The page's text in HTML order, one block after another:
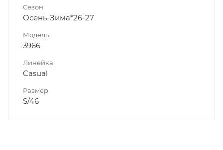
Сезон
Осень-Зима*26-27
Модель
3966
Линейка
Casual
Размер
S/46